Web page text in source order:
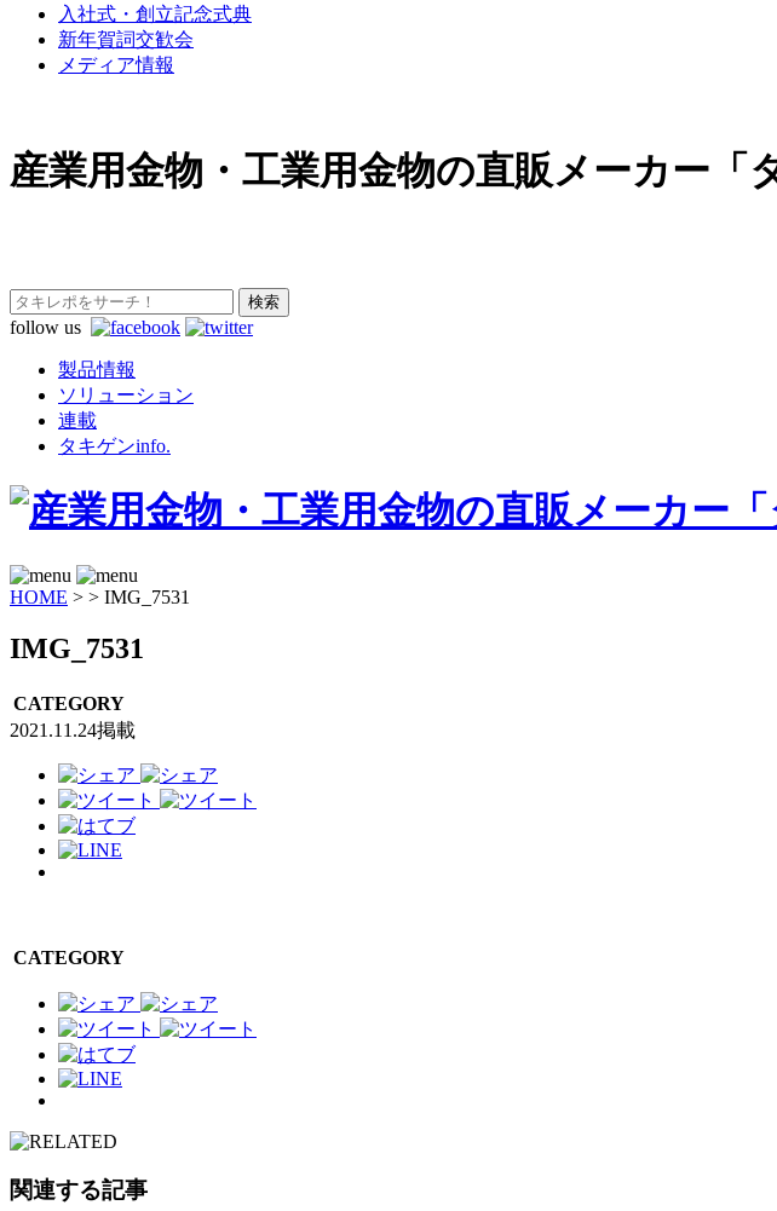
入社式・創立記念式典
新年賀詞交歓会
メディア情報
産業用金物・工業用金物の直販メーカー「
follow us
製品情報
ソリューション
連載
タキゲンinfo.
HOME > > IMG_7531
IMG_7531
CATEGORY
2021.11.24掲載
CATEGORY
関連する記事